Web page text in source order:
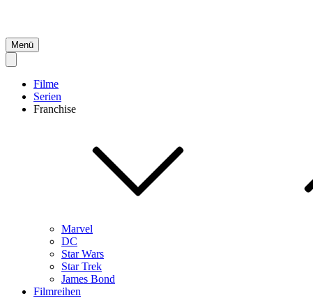
Menü
Filme
Serien
Franchise
Marvel
DC
Star Wars
Star Trek
James Bond
Filmreihen